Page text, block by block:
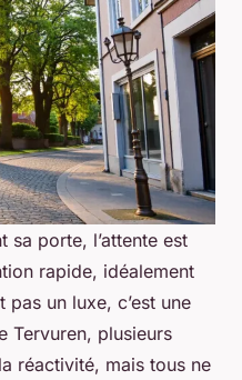
sa porte, l’attente est
rapide, idéalement
pas un luxe, c’est une
Tervuren, plusieurs
réactivité, mais tous ne